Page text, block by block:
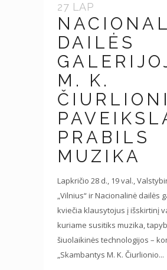
27 LAP
DAILĖS
M. K.
PRABILS
MUZIKA
Lapkričio 28 d., 19 val.,
„Vilnius“ ir Nacionalinė dailės
kviečia klausytojus į išskirtinį
kuriame susitiks muzika,
šiuolaikinės technologijos –
„Skambantys M. K. Čiurlionio...